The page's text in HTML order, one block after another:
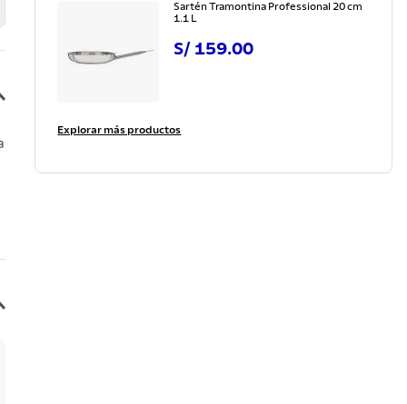
Sartén Tramontina Professional 20 cm
1.1 L
S/ 159.00
Explorar más productos